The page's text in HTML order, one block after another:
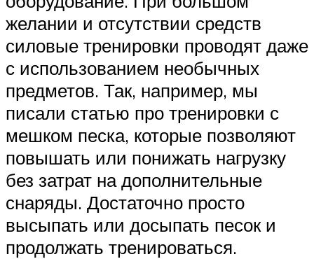
желании и отсутствии средств
силовые тренировки проводят даже
с использованием необычных
предметов. Так, например, мы
писали статью про тренировки с
мешком песка, которые позволяют
повышать или понижать нагрузку
без затрат на дополнительные
снаряды. Достаточно просто
высыпать или досыпать песок и
продолжать тренироваться.